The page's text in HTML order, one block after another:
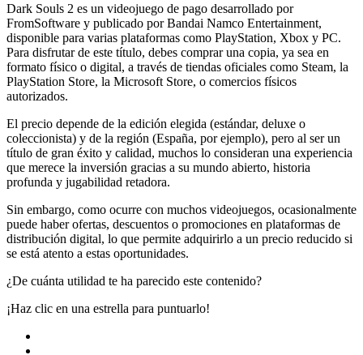
Dark Souls 2 es un videojuego de pago desarrollado por
FromSoftware y publicado por Bandai Namco Entertainment,
disponible para varias plataformas como PlayStation, Xbox y PC.
Para disfrutar de este título, debes comprar una copia, ya sea en
formato físico o digital, a través de tiendas oficiales como Steam, la
PlayStation Store, la Microsoft Store, o comercios físicos
autorizados.
El precio depende de la edición elegida (estándar, deluxe o
coleccionista) y de la región (España, por ejemplo), pero al ser un
título de gran éxito y calidad, muchos lo consideran una experiencia
que merece la inversión gracias a su mundo abierto, historia
profunda y jugabilidad retadora.
Sin embargo, como ocurre con muchos videojuegos, ocasionalmente
puede haber ofertas, descuentos o promociones en plataformas de
distribución digital, lo que permite adquirirlo a un precio reducido si
se está atento a estas oportunidades.
¿De cuánta utilidad te ha parecido este contenido?
¡Haz clic en una estrella para puntuarlo!